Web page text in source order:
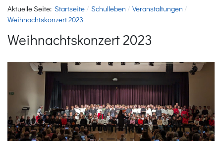
Aktuelle Seite: Startseite Schulleben
Veranstaltungen
Weihnachtskonzert 2023
Weihnachtskonzert 2023